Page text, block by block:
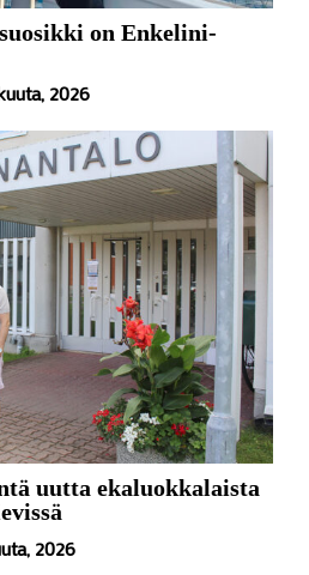
on Enkelini-
2026
uutta ekaluokkalaista
2026